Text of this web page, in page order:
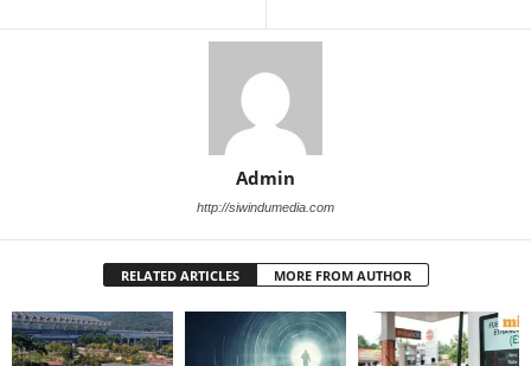
Admin
http://siwindumedia.com
RELATED ARTICLES MORE FROM AUTHOR